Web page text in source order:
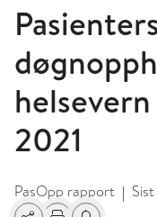
2021
PasOpp rapport |